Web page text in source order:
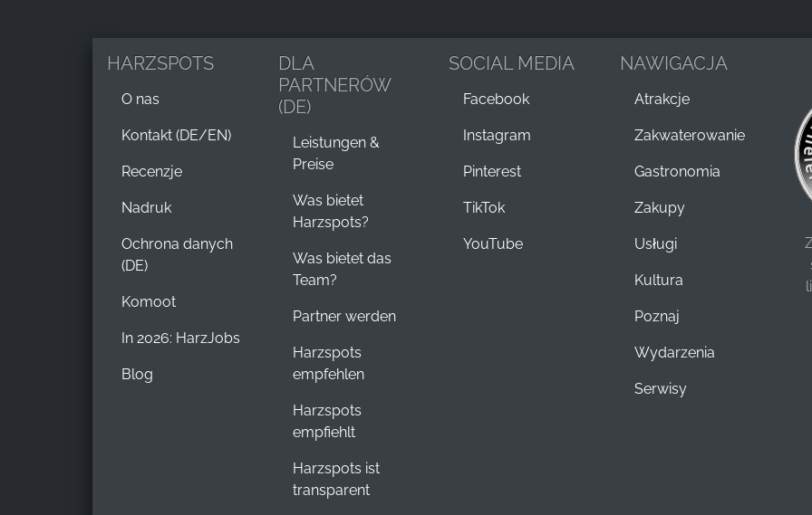
HARZSPOTS
O nas
Kontakt (DE/EN)
Recenzje
Nadruk
Ochrona danych
(DE)
Komoot
In 2026: HarzJobs
Blog
DLA
PARTNERÓW
(DE)
Leistungen &
Preise
Was bietet
Harzspots?
Was bietet das
Team?
Partner werden
Harzspots
empfehlen
Harzspots
empfiehlt
Harzspots ist
transparent
SOCIAL MEDIA
Facebook
Instagram
Pinterest
TikTok
YouTube
NAWIGACJA
Atrakcje
Zakwaterowanie
Gastronomia
Zakupy
Usługi
Kultura
Poznaj
Wydarzenia
Serwisy